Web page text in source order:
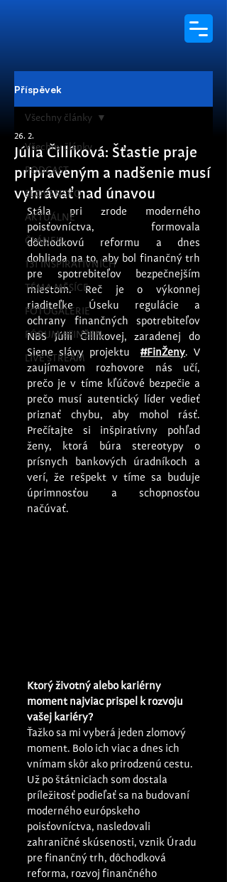
Příspěvek
Všechny články
PODCAST
SLOVENSKO
AKTUÁLNĚ
ČLÁNEK
131 INSPIRATIVNÍCH
TÉMA MĚSÍCE
FOTOGALERIE
FÓRUM #FINŽEN
LIVE STREAM
Všechny články
Júlia Čillíková: Šťastie praje
pripraveným a nadšenie musí
vyhrávať nad únavou
26. 2.
Stála pri zrode moderného
poisťovníctva, formovala
dôchodkovú reformu a dnes
dohliada na to, aby bol finančný trh
pre spotrebiteľov bezpečnejším
miestom. Reč je o výkonnej
riaditeľke Úseku regulácie a
ochrany finančných spotrebiteľov
NBS Júlii Čillíkovej, zaradenej do
Siene slávy projektu
#FinŽeny. V
zaujímavom rozhovore nás učí,
prečo je v tíme kľúčové bezpečie a
prečo musí autentický líder vedieť
priznať chybu, aby mohol rásť.
Prečítajte si inšpiratívny pohľad
ženy, ktorá búra stereotypy o
prísnych bankových úradníkoch a
verí, že rešpekt v tíme sa buduje
úprimnosťou a schopnosťou
načúvať.
Ktorý životný alebo kariérny
moment najviac prispel k rozvoju
vašej kariéry?
Ťažko sa mi vyberá jeden zlomový
moment. Bolo ich viac a dnes ich
vnímam skôr ako prirodzenú cestu.
Už po štátniciach som dostala
príležitosť podieľať sa na budovaní
moderného európskeho
poisťovníctva, nasledovali
zahraničné skúsenosti, vznik Úradu
pre finančný trh, dôchodková
reforma, rozvoj finančného